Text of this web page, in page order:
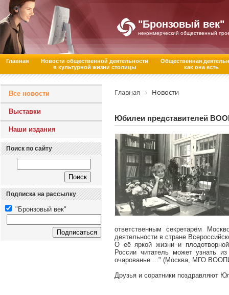
"Бронзовый век"
некоммерческий общественный
Главная
Новости общественной деятельности
в культурной жизни столицы
Общественная
как она есть
Все новости
Выставки
Наши издания
Поиск по сайту
Подписка на рассылку
"Бронзовый век"
Главная Новости
Юбилеи представителей
ответственным секретарём
деятельности в стране
О её яркой жизни и
России читатель может узнать
очарованье ..." (Москва, МГО
Друзья и соратники поздравляют